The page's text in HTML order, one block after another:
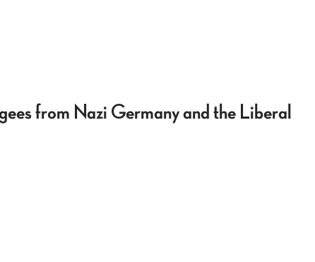
from Nazi Germany and the Liberal